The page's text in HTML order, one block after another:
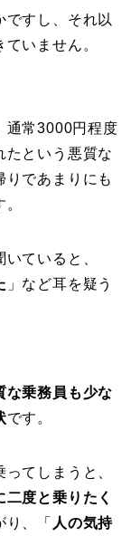
ですし、それ以
いません。
通常3000円程度
たという悪質な
りであまりにも
ていると、
」など耳を疑う
な乗務員も少な
です。
てしまうと、
度と乗りたく
、「 人の気持